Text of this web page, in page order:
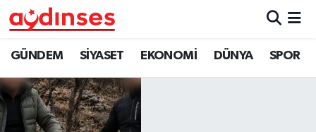
GÜNDEM SİYASET EKONOMİ DÜNYA SPOR
GÜNDEM
SİYASET
EKONOMİ
Nöbetçi Eczaneler
Hava Durumu
Aydin Namaz Vakitleri